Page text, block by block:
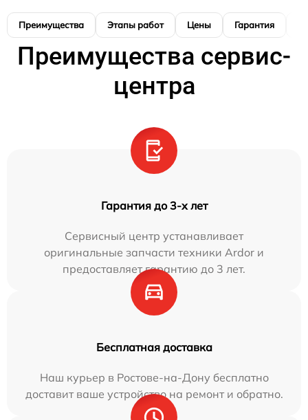
Преимущества Этапы работ Цены Гарантия
Преимущества сервис-
центра
Гарантия до 3-х лет
Сервисный центр устанавливает
оригинальные запчасти техники Ardor и
предоставляет гарантию до 3 лет.
Бесплатная доставка
Наш курьер в Ростове-на-Дону бесплатно
доставит ваше устройство на ремонт и обратно.